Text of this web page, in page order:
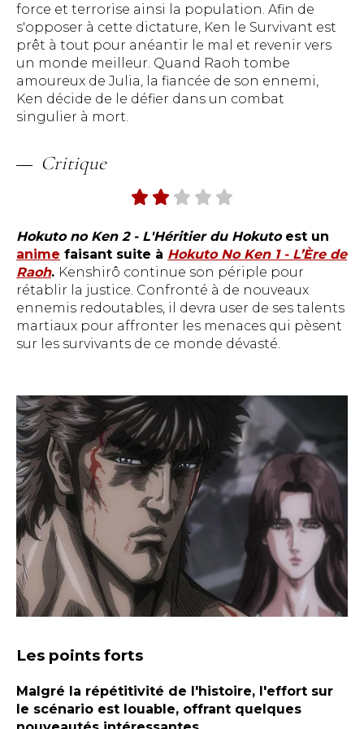
force et terrorise ainsi la population. Afin de
s'opposer à cette dictature, Ken le Survivant est
prêt à tout pour anéantir le mal et revenir vers
un monde meilleur. Quand Raoh tombe
amoureux de Julia, la fiancée de son ennemi,
Ken décide de le défier dans un combat
singulier à mort.
Critique
Hokuto no Ken 2 - L'Héritier du Hokutoest un
anime faisant suite à Hokuto No Ken 1 - L’Ère de
Raoh. Kenshirô continue son périple pour
rétablir la justice. Confronté à de nouveaux
ennemis redoutables, il devra user de ses talents
martiaux pour affronter les menaces qui pèsent
sur les survivants de ce monde dévasté.
Les points forts
Malgré la répétitivité de l'histoire, l'effort sur
le scénario est louable, offrant quelques